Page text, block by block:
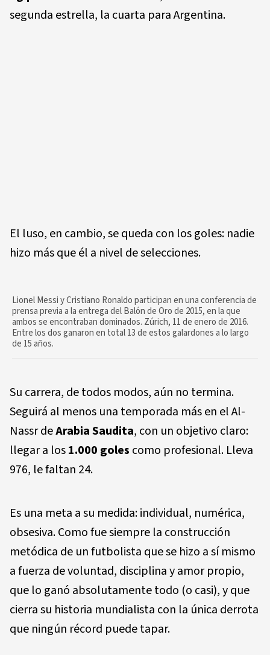
segunda estrella, la cuarta para Argentina.
El luso, en cambio, se queda con los goles: nadie
hizo más que él a nivel de selecciones.
Lionel Messi y Cristiano Ronaldo participan en una conferencia de
prensa previa a la entrega del Balón de Oro de 2015, en la que
ambos se encontraban dominados. Zúrich, 11 de enero de 2016.
Entre los dos ganaron en total 13 de estos galardones a lo largo
de 15 años.
Su carrera, de todos modos, aún no termina.
Seguirá al menos una temporada más en el Al-
Nassr deArabia Saudita, con un objetivo claro:
llegar a los1.000 goles como profesional. Lleva
976, le faltan 24.
Es una meta a su medida: individual, numérica,
obsesiva. Como fue siempre la construcción
metódica de un futbolista que se hizo a sí mismo
a fuerza de voluntad, disciplina y amor propio,
que lo ganó absolutamente todo (o casi), y que
cierra su historia mundialista con la única derrota
que ningún récord puede tapar.